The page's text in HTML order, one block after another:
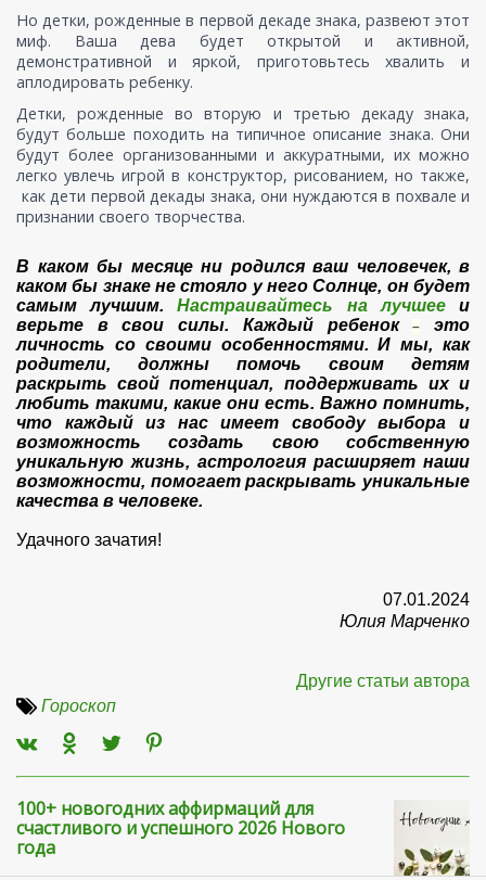
Но детки, рожденные в первой декаде знака, развеют этот
миф. Ваша дева будет открытой и активной,
демонстративной и яркой, приготовьтесь хвалить и
аплодировать ребенку.
Детки, рожденные во вторую и третью декаду знака,
будут больше походить на типичное описание знака. Они
будут более организованными и аккуратными, их можно
легко увлечь игрой в конструктор, рисованием, но также,
как дети первой декады знака, они нуждаются в похвале и
признании своего творчества.
В каком бы месяце ни родился ваш человечек, в
каком бы знаке не стояло у него Солнце, он будет
самым лучшим.Настраивайтесь на лучшееи
верьте в свои силы. Каждый ребенок–
это
личность со своими особенностями. И мы, как
родители, должны помочь своим детям
раскрыть свой потенциал, поддерживать их и
любить такими, какие они есть. Важно помнить,
что каждый из нас имеет свободу выбора и
возможность создать свою собственную
уникальную жизнь, астрология расширяет наши
возможности, помогает раскрывать уникальные
качества в человеке.
Удачного зачатия!
07.01.2024
Юлия Марченко
Другие статьи автора
Гороскоп
100+ новогодних аффирмаций для
счастливого и успешного 2026 Нового
года